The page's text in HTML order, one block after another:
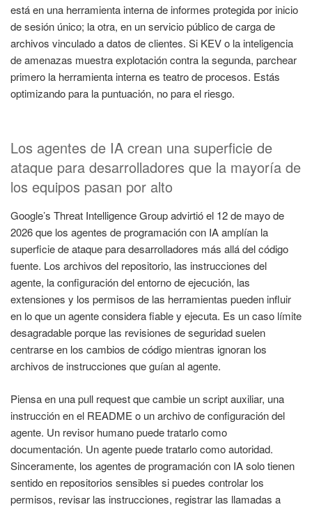
está en una herramienta interna de informes protegida por inicio
de sesión único; la otra, en un servicio público de carga de
archivos vinculado a datos de clientes. Si KEV o la inteligencia
de amenazas muestra explotación contra la segunda, parchear
primero la herramienta interna es teatro de procesos. Estás
optimizando para la puntuación, no para el riesgo.
Los agentes de IA crean una superficie de
ataque para desarrolladores que la mayoría de
los equipos pasan por alto
Google’s Threat Intelligence Group advirtió el 12 de mayo de
2026 que los agentes de programación con IA amplían la
superficie de ataque para desarrolladores más allá del código
fuente. Los archivos del repositorio, las instrucciones del
agente, la configuración del entorno de ejecución, las
extensiones y los permisos de las herramientas pueden influir
en lo que un agente considera fiable y ejecuta. Es un caso límite
desagradable porque las revisiones de seguridad suelen
centrarse en los cambios de código mientras ignoran los
archivos de instrucciones que guían al agente.
Piensa en una pull request que cambie un script auxiliar, una
instrucción en el README o un archivo de configuración del
agente. Un revisor humano puede tratarlo como
documentación. Un agente puede tratarlo como autoridad.
Sinceramente, los agentes de programación con IA solo tienen
sentido en repositorios sensibles si puedes controlar los
permisos, revisar las instrucciones, registrar las llamadas a